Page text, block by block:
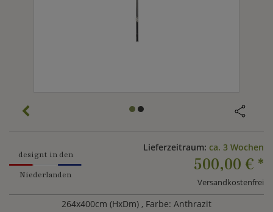
designt in den
Niederlanden
Lieferzeitraum: ca. 3 Wochen
500,00 € *
Versandkostenfrei
264x400cm (HxDm) , Farbe: Anthrazit